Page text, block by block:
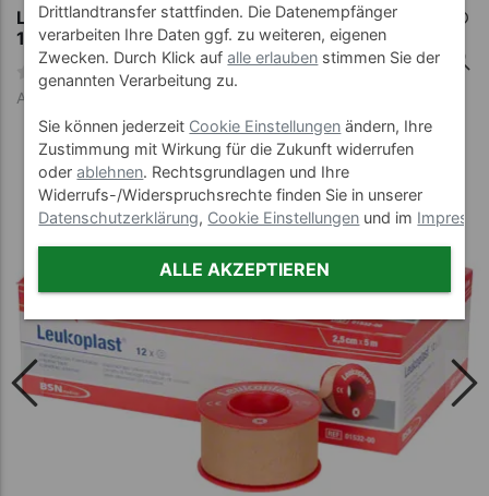
Leukoplast ohne Schutzring, LxB 5 m x 2,5 cm,
12 Stück
Art-Nr. 28754
Drittlandtransfer stattfinden. Die Datenempfänger
verarbeiten Ihre Daten ggf. zu weiteren, eigenen
Zwecken. Durch Klick aufalle erlauben stimmen Sie der
genannten Verarbeitung zu.
Sie können jederzeit Cookie Einstellungen ändern, Ihre
Zustimmung mit Wirkung für die Zukunft widerrufen
oderablehnen. Rechtsgrundlagen und Ihre
Widerrufs-/Widerspruchsrechte finden Sie in unserer
Datenschutzerklärung, Cookie Einstellungen und im
ALLE AKZEPTIEREN